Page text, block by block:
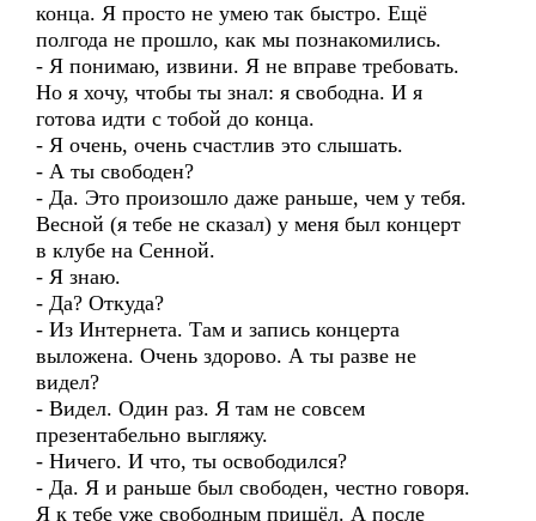
конца. Я просто не умею так быстро. Ещё
полгода не прошло, как мы познакомились.
- Я понимаю, извини. Я не вправе требовать.
Но я хочу, чтобы ты знал: я свободна. И я
готова идти с тобой до конца.
- Я очень, очень счастлив это слышать.
- А ты свободен?
- Да. Это произошло даже раньше, чем у тебя.
Весной (я тебе не сказал) у меня был концерт
в клубе на Сенной.
- Я знаю.
- Да? Откуда?
- Из Интернета. Там и запись концерта
выложена. Очень здорово. А ты разве не
видел?
- Видел. Один раз. Я там не совсем
презентабельно выгляжу.
- Ничего. И что, ты освободился?
- Да. Я и раньше был свободен, честно говоря.
Я к тебе уже свободным пришёл. А после